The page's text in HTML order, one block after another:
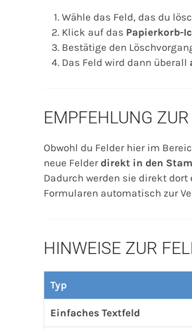
Wähle das Feld, das du
Klick auf das Papierkorb-
Bestätige den
Das Feld wird dann überall
EMPFEHLUNG
Obwohl du Felder hier im
neue Felder direkt in den
Dadurch werden sie direkt
Formularen automatisch zur
HINWEISE ZUR
Typ
Einfaches Textfeld